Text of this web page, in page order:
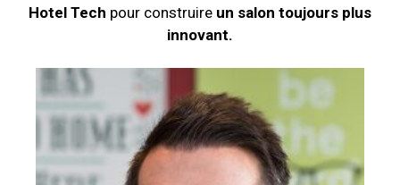
Hotel Tech pour construire un salon toujours plus
innovant.